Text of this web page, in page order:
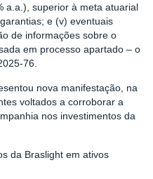
a.a.), superior à meta atuarial
e (v) eventuais
de informações sobre o
em processo apartado – o
76.
nova manifestação, na
voltados a corroborar a
nos investimentos da
da Braslight em ativos